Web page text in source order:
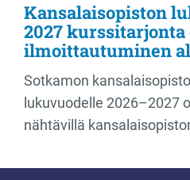
Kansalaisopiston
2027
ilmoittautuminen
Sotkamon
lukuvuodelle 2026–2027
nähtävillä